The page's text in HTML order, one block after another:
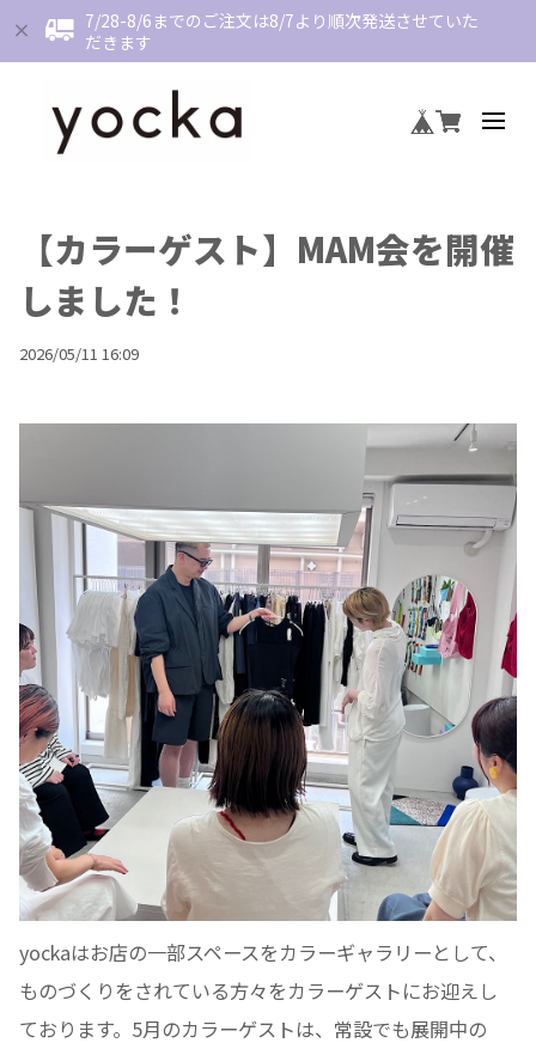
7/28-8/6までのご注文は8/7より順次発送させていた
だきます
【カラーゲスト】MAM会を開催
しました！
2026/05/11 16:09
yockaはお店の一部スペースをカラーギャラリーとして、
ものづくりをされている方々をカラーゲストにお迎えし
ております。5月のカラーゲストは、常設でも展開中の